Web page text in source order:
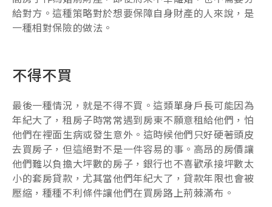
給對方。這種策略對於想要保障自身財產的人來說，是
一種相對保險的做法。
不得不買
最後一種情況，就是不得不買。這類單身戶長可能因為
年紀大了，租房子時常常遇到房東不願意租給他們，怕
他們在裡面生病或發生意外。這時候他們只好硬著頭皮
去買房子，但這絕對不是一件容易的事。高昂的房價讓
他們難以負擔大坪數的房子，銀行也不喜歡承接坪數太
小的套房貸款，尤其當他們年紀大了，貸款年限也會被
壓縮，種種不利條件讓他們在買房路上荊棘滿布。